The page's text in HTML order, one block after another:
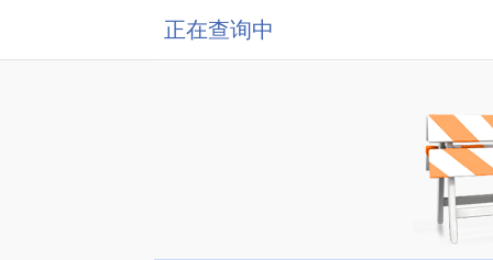
正在查询中